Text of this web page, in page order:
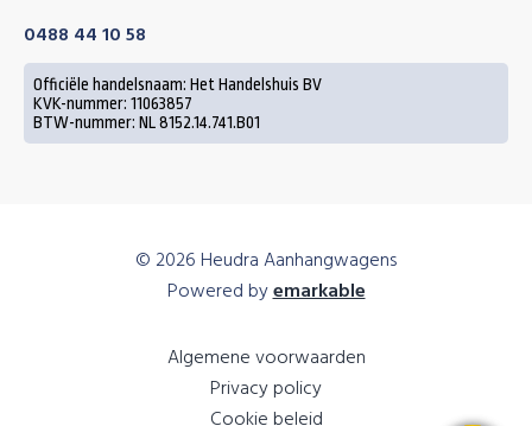
0488 44 10 58
Officiële handelsnaam: Het Handelshuis BV
KVK-nummer: 11063857
BTW-nummer: NL 8152.14.741.B01
© 2026 Heudra Aanhangwagens
Powered byemarkable
Algemene voorwaarden
Privacy policy